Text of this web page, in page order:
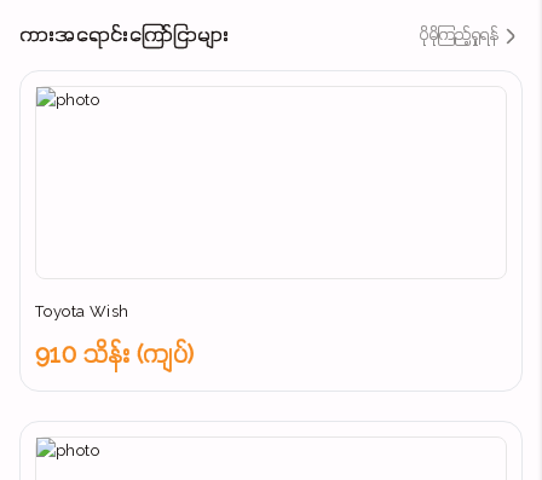
ကားအရောင်းကြော်ငြာများ ပိုမိုကြည့်ရှုရန်
Toyota Wish
910 သိန်း (ကျပ်)